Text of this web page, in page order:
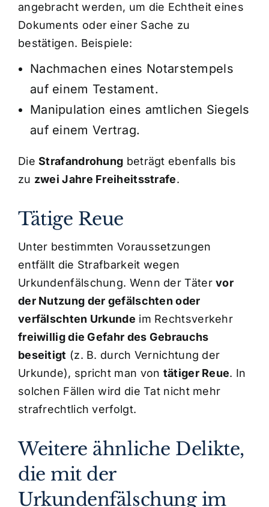
angebracht werden, um die Echtheit eines
Dokuments oder einer Sache zu
bestätigen. Beispiele:
Nachmachen eines Notarstempels
auf einem Testament.
Manipulation eines amtlichen Siegels
auf einem Vertrag.
DieStrafandrohung beträgt ebenfalls bis
zu zwei Jahre Freiheitsstrafe.
Tätige Reue
Unter bestimmten Voraussetzungen
entfällt die Strafbarkeit wegen
Urkundenfälschung. Wenn der Tätervor
der Nutzung der gefälschten oder
verfälschten Urkunde im Rechtsverkehr
freiwillig die Gefahr des Gebrauchs
beseitigt (z. B. durch Vernichtung der
Urkunde), spricht man von tätiger Reue. In
solchen Fällen wird die Tat nicht mehr
strafrechtlich verfolgt.
Weitere ähnliche Delikte,
die mit der
Urkundenfälschung im